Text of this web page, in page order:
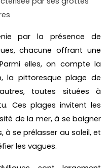
par la présence de
chacune offrant une
elles, on compte la
la pittoresque plage de
toutes situées à
Ces plages invitent les
de la mer, à se baigner
à se prélasser au soleil, et
les vagues.